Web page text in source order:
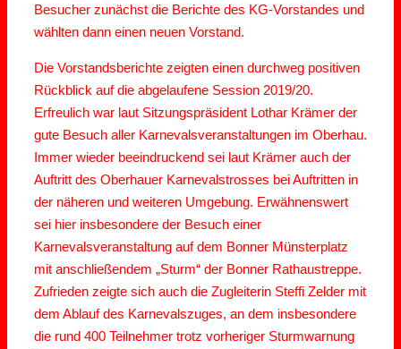
Besucher zunächst die Berichte des KG-Vorstandes und
wählten dann einen neuen Vorstand.
Die Vorstandsberichte zeigten einen durchweg positiven
Rückblick auf die abgelaufene Session 2019/20.
Erfreulich war laut Sitzungspräsident Lothar Krämer der
gute Besuch aller Karnevalsveranstaltungen im Oberhau.
Immer wieder beeindruckend sei laut Krämer auch der
Auftritt des Oberhauer Karnevalstrosses bei Auftritten in
der näheren und weiteren Umgebung. Erwähnenswert
sei hier insbesondere der Besuch einer
Karnevalsveranstaltung auf dem Bonner Münsterplatz
mit anschließendem „Sturm“ der Bonner Rathaustreppe.
Zufrieden zeigte sich auch die Zugleiterin Steffi Zelder mit
dem Ablauf des Karnevalszuges, an dem insbesondere
die rund 400 Teilnehmer trotz vorheriger Sturmwarnung